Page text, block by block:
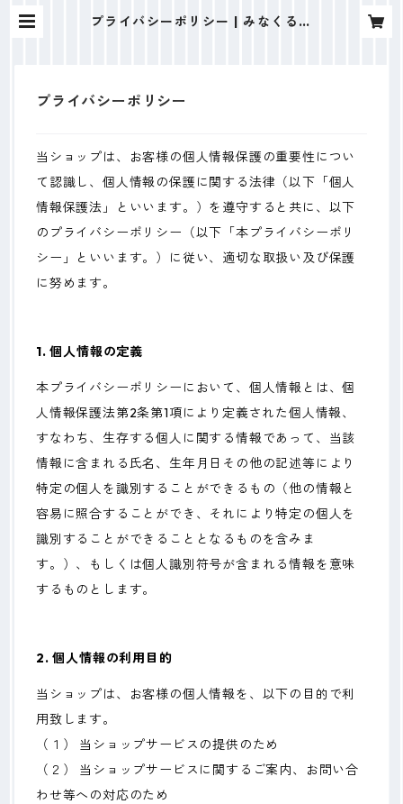
プライバシーポリシー | みなくる平
プライバシーポリシー
当ショップは、お客様の個人情報保護の重要性につい
て認識し、個人情報の保護に関する法律（以下「個人
情報保護法」といいます。）を遵守すると共に、以下
のプライバシーポリシー（以下「本プライバシーポリ
シー」といいます。）に従い、適切な取扱い及び保護
に努めます。
1. 個人情報の定義
本プライバシーポリシーにおいて、個人情報とは、個
人情報保護法第2条第1項により定義された個人情報、
すなわち、生存する個人に関する情報であって、当該
情報に含まれる氏名、生年月日その他の記述等により
特定の個人を識別することができるもの（他の情報と
容易に照合することができ、それにより特定の個人を
識別することができることとなるものを含みま
す。）、もしくは個人識別符号が含まれる情報を意味
するものとします。
2. 個人情報の利用目的
当ショップは、お客様の個人情報を、以下の目的で利
用致します。
（１） 当ショップサービスの提供のため
（２） 当ショップサービスに関するご案内、お問い合
わせ等への対応のため